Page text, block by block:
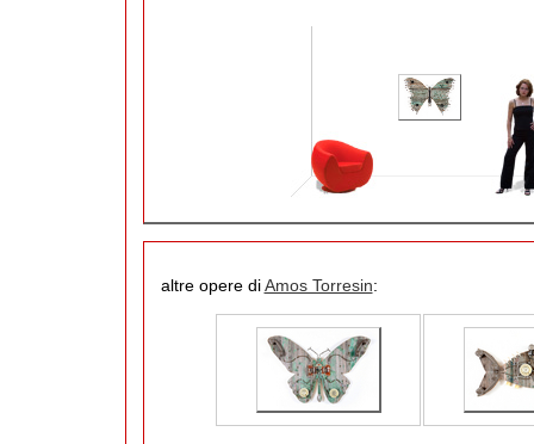
altre opere diAmos Torresin: